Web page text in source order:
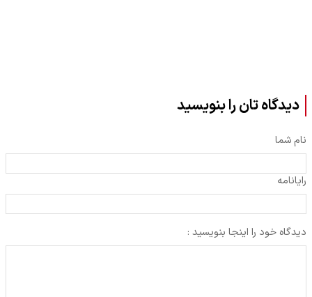
دیدگاه تان را بنویسید
نام شما
رایانامه
دیدگاه خود را اینجا بنویسید :